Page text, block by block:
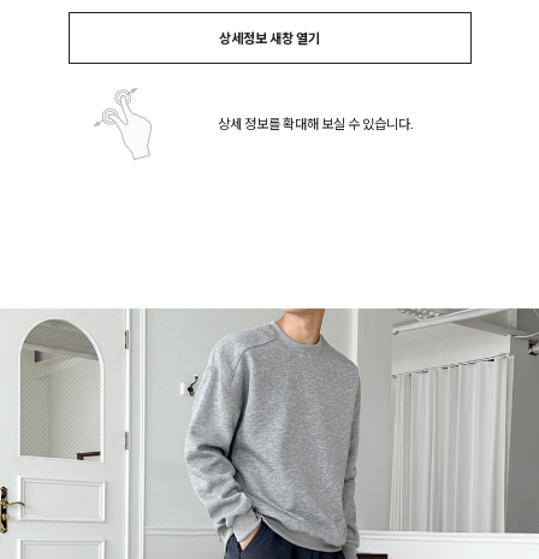
상세정보 새창 열기
상세 정보를 확대해 보실 수 있습니다.